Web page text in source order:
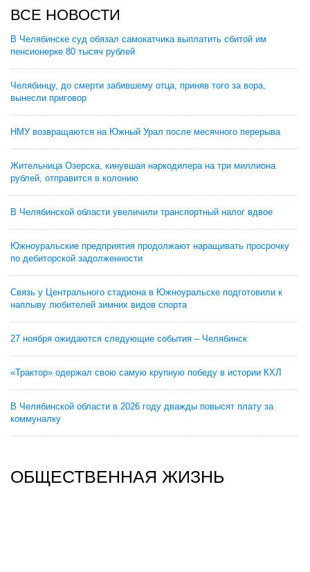
ВСЕ НОВОСТИ
В Челябинске суд обязал самокатчика выплатить сбитой им
пенсионерке 80 тысяч рублей
Челябинцу, до смерти забившему отца, приняв того за вора,
вынесли приговор
НМУ возвращаются на Южный Урал после месячного перерыва
Жительница Озерска, кинувшая наркодилера на три миллиона
рублей, отправится в колонию
В Челябинской области увеличили транспортный налог вдвое
Южноуральские предприятия продолжают наращивать просрочку
по дебиторской задолженности
Связь у Центрального стадиона в Южноуральске подготовили к
наплыву любителей зимних видов спорта
27 ноября ожидаются следующие события – Челябинск
«Трактор» одержал свою самую крупную победу в истории КХЛ
В Челябинской области в 2026 году дважды повысят плату за
коммуналку
ОБЩЕСТВЕННАЯ ЖИЗНЬ